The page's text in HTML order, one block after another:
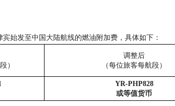
始发至中国大陆航线的燃油附加费，具体如下：
）
调整后
（每位旅客每航段）
YR-PHP828
或等值货币